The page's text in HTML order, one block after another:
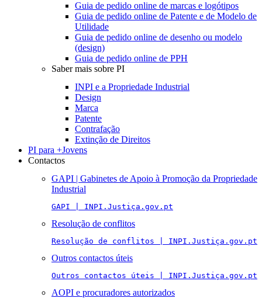
Guia de pedido online de marcas e logótipos
Guia de pedido online de Patente e de Modelo de
Utilidade
Guia de pedido online de desenho ou modelo
(design)
Guia de pedido online de PPH
Saber mais sobre PI
INPI e a Propriedade Industrial
Design
Marca
Patente
Contrafação
Extinção de Direitos
PI para +Jovens
Contactos
GAPI | Gabinetes de Apoio à Promoção da Propriedade
Industrial
GAPI | INPI.Justiça.gov.pt
Resolução de conflitos
Resolução de conflitos | INPI.Justiça.gov.pt
Outros contactos úteis
Outros contactos úteis | INPI.Justiça.gov.pt
AOPI e procuradores autorizados